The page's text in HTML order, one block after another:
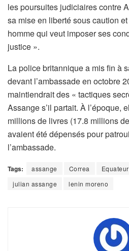
les poursuites judiciaires contre
sa mise en liberté sous caution
homme qui veut imposer ses
justice ».
La police britannique a mis fin à
devant l’ambassade en octobre
maintiendrait des « tactiques
Assange s’il partait. À l’époque,
millions de livres (17.8 millions
avaient été dépensés pour
l’ambassade.
Tags: assange Correa Equateur
julian assange
lenin moreno